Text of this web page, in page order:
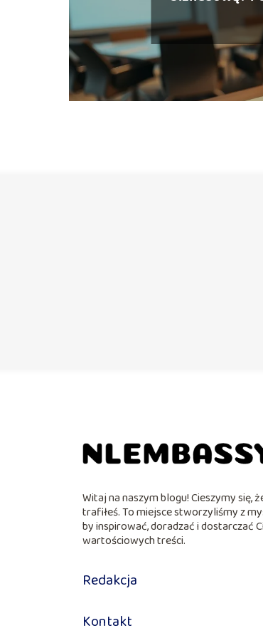
Witaj na naszym blogu! Cieszymy się,
trafiłeś. To miejsce stworzyliśmy z
by inspirować, doradzać i dostarczać Ci
wartościowych treści.
Redakcja
Kontakt